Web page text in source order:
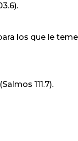
los que le
111.7).